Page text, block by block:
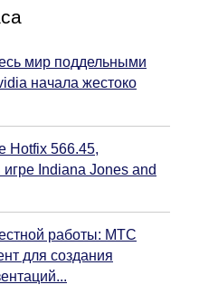
мир поддельными
начала жестоко
Hotfix 566.45,
Indiana Jones and
работы: МТС
для создания